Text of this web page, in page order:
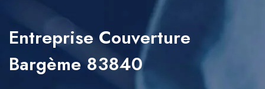
Entreprise Couverture
Bargème 83840